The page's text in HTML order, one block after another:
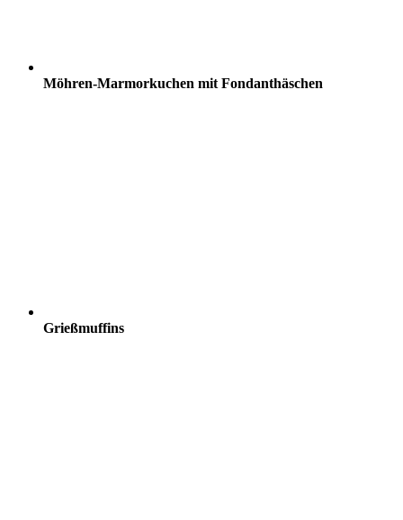
Möhren-Marmorkuchen mit Fondanthäschen
Grießmuffins